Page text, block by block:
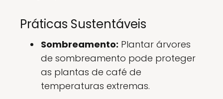
Práticas Sustentáveis
Sombreamento: Plantar árvores
de sombreamento pode proteger
as plantas de café de
temperaturas extremas.